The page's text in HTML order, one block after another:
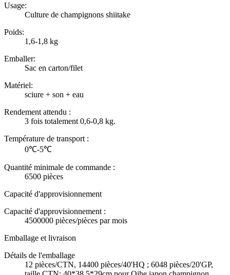
Usage:
Culture de champignons shiitake
Poids:
1,6-1,8 kg
Emballer:
Sac en carton/filet
Matériel:
sciure + son + eau
Rendement attendu :
3 fois totalement 0,6-0,8 kg.
Température de transport :
0℃-5℃
Quantité minimale de commande :
6500 pièces
Capacité d'approvisionnement
Capacité d'approvisionnement :
4500000 pièces/pièces par mois
Emballage et livraison
Détails de l'emballage
12 pièces/CTN, 14400 pièces/40'HQ ; 6048 pièces/20'GP,